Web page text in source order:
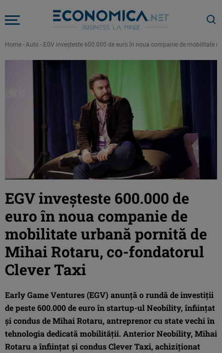
Home - Auto - EGV inveşteste 600.000 de euro în noua companie de mobilitate
EGV inveşteste 600.000 de
euro în noua companie de
mobilitate urbană pornită de
Mihai Rotaru, co-fondatorul
Clever Taxi
Early Game Ventures (EGV) anunță o rundă de investiții
de peste 600.000 de euro în startup-ul Neobility, înființat
şi condus de Mihai Rotaru, antreprenor cu state vechi în
tehnologia dedicată mobilității. Anterior Neobility, Mihai
Rotaru a înființat şi condus Clever Taxi, achiziționat